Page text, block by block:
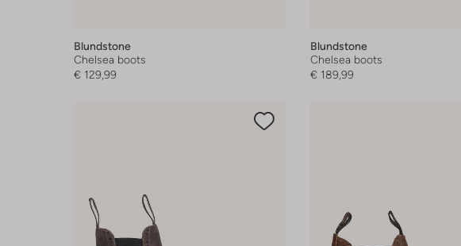
Blundstone
Chelsea boots
€ 129,99
Blundstone
Chelsea boots
€ 189,99